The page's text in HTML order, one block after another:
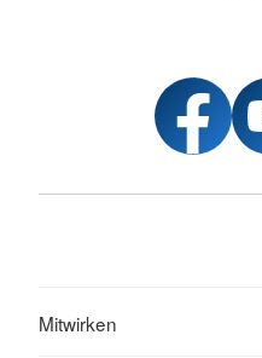
Mitwirken